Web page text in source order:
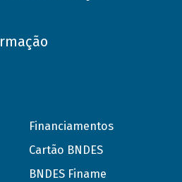
Financiamentos
Cartão BNDES
BNDES Finame